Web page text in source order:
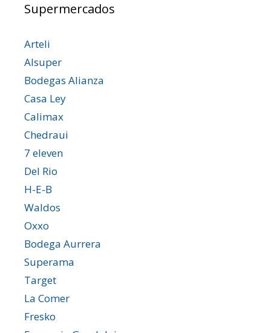
Supermercados
Arteli
Alsuper
Bodegas Alianza
Casa Ley
Calimax
Chedraui
7 eleven
Del Rio
H-E-B
Waldos
Oxxo
Bodega Aurrera
Superama
Target
La Comer
Fresko